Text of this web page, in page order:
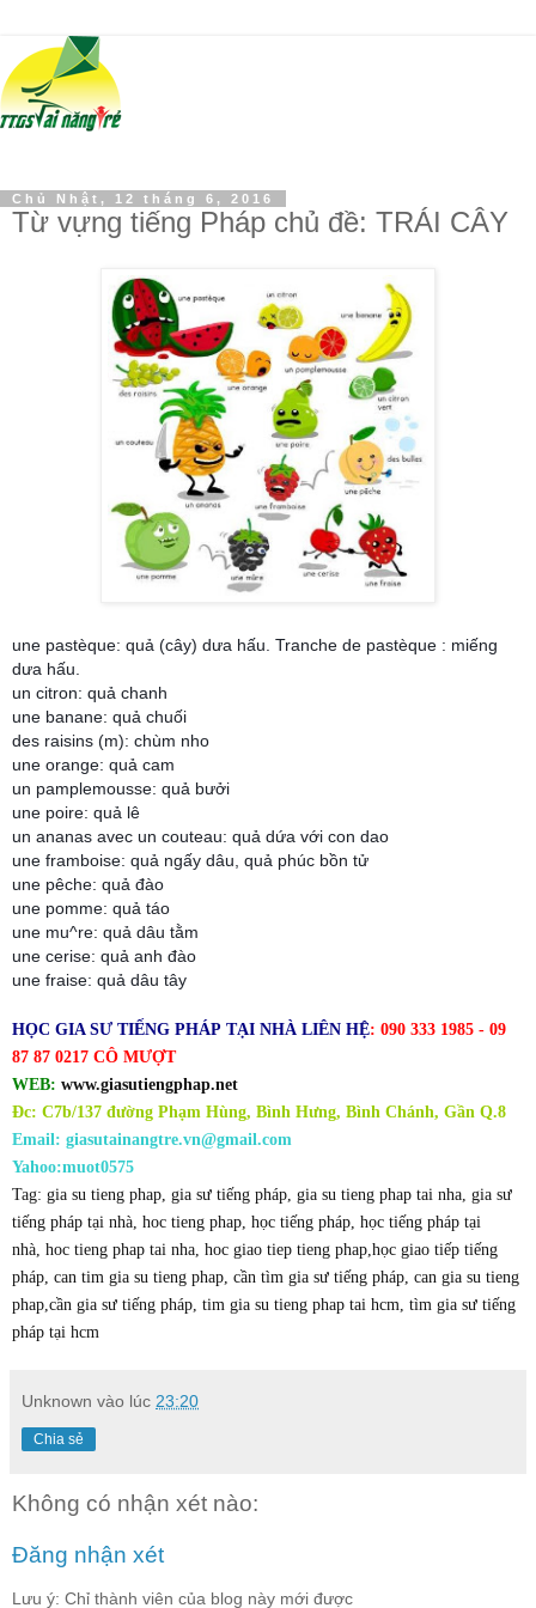
Chủ Nhật, 12 tháng 6, 2016
Từ vựng tiếng Pháp chủ đề: TRÁI CÂY
une pastèque: quả (cây) dưa hấu. Tranche de pastèque : miếng
dưa hấu.
un citron: quả chanh
une banane: quả chuối
des raisins (m): chùm nho
une orange: quả cam
un pamplemousse: quả bưởi
une poire: quả lê
un ananas avec un couteau: quả dứa với con dao
une framboise: quả ngấy dâu, quả phúc bồn tử
une pêche: quả đào
une pomme: quả táo
une mu^re: quả dâu tằm
une cerise: quả anh đào
une fraise: quả dâu tây
HỌC GIA SƯ TIẾNG PHÁP TẠI NHÀ LIÊN HỆ: 090 333 1985 - 09
87 87 0217 CÔ MƯỢT
WEB: www.giasutiengphap.net
Đc: C7b/137 đường Phạm Hùng, Bình Hưng, Bình Chánh, Gần Q.8
Email: giasutainangtre.vn@gmail.com
Yahoo:muot0575
Tag: gia su tieng phap, gia sư tiếng pháp gia su tieng phap tai nha gia sư
tiếng pháp tại nhà hoc tieng phap học tiếng pháp học tiếng pháp tại
nhà hoc tieng phap tai nha hoc giao tiep tieng phap học giao tiếp tiếng
pháp can tim gia su tieng phap cần tìm gia sư tiếng pháp , can gia su tieng
phap cần gia sư tiếng pháp tim gia su tieng phap tai hcm tìm gia sư tiếng
pháp tại hcm
Unknown vào lúc 23:20
Chia sẻ
Không có nhận xét nào:
Đăng nhận xét
Lưu ý: Chỉ thành viên của blog này mới được